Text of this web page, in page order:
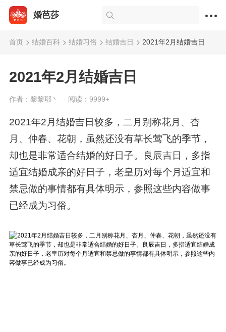
婚芭莎
首页 结婚百科 结婚习俗 结婚吉日 2021年2月结婚吉日
2021年2月结婚吉日
作者：黎黎耶丶 阅读：9999+
2021年2月结婚吉日较多，二月别称花月、杏
月、仲春、花朝，虽然还没有草长莺飞的季节，
却也是非常适合结婚的好日子。良辰吉日，多指
适宜结婚成亲的好日子，老皇历对每个月适宜和
禁忌做的事情都有具体明示，参照这些内容做事
已经成为习俗。